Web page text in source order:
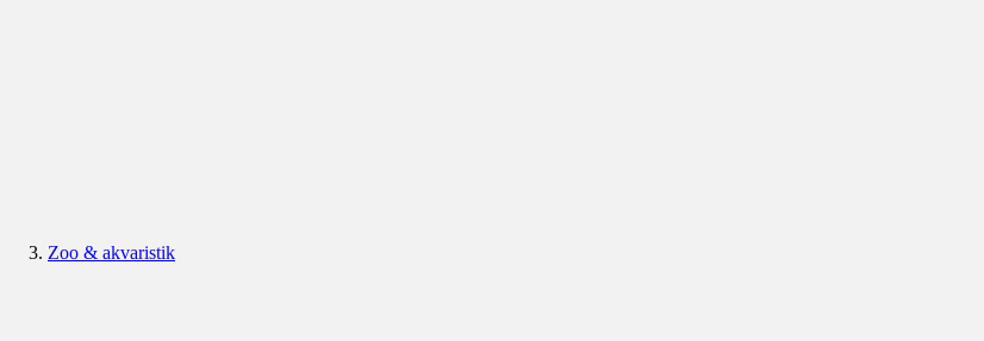
Zoo & akvaristik